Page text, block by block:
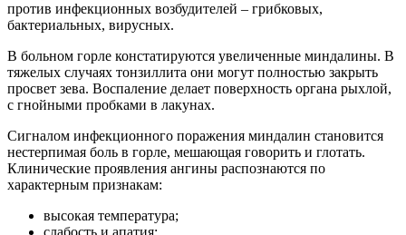
против инфекционных возбудителей – грибковых,
бактериальных, вирусных.
В больном горле констатируются увеличенные миндалины. В
тяжелых случаях тонзиллита они могут полностью закрыть
просвет зева. Воспаление делает поверхность органа рыхлой,
с гнойными пробками в лакунах.
Сигналом инфекционного поражения миндалин становится
нестерпимая боль в горле, мешающая говорить и глотать.
Клинические проявления ангины распознаются по
характерным признакам:
высокая температура;
слабость и апатия;